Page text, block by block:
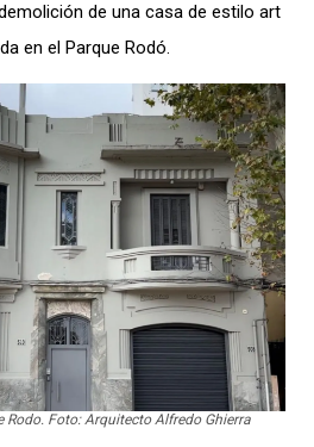
de una casa de estilo art
en el Parque Rodó.
Rodo. Foto: Arquitecto Alfredo Ghierra